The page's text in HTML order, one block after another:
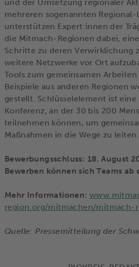
und der Umsetzung regionaler
mehreren sogenannten Regional-
unterstützen Expert:innen der
die Mitmach-Regionen dabei,
Schritte zu deren Verwirklichung
weitere Netzwerke vor Ort
Tools zum gemeinsamen
Beispiele aus anderen Regionen
gestellt. Schlüsselelement ist
Konferenz, an der 30 bis 200
teilnehmen können, um
Maßnahmen in die Wege zu leiten.
Bewerbungsschluss: 18. August
Bewerben können sich Teams ab
Mehr Informationen:
region.org/mitmachen/mitmach-
Quelle: Pressemitteilung der